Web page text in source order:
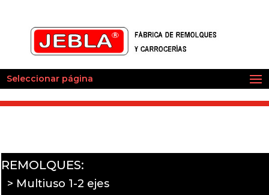
Seleccionar página
REMOLQUES:
> Multiuso 1-2 ejes